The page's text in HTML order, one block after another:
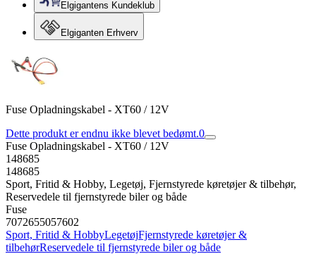
Elgigantens Kundeklub
Elgiganten Erhverv
Fuse Opladningskabel - XT60 / 12V
Dette produkt er endnu ikke blevet bedømt.0
Fuse Opladningskabel - XT60 / 12V
148685
148685
Sport, Fritid & Hobby, Legetøj, Fjernstyrede køretøjer & tilbehør,
Reservedele til fjernstyrede biler og både
Fuse
7072655057602
Sport, Fritid & HobbyLegetøjFjernstyrede køretøjer &
tilbehørReservedele til fjernstyrede biler og både